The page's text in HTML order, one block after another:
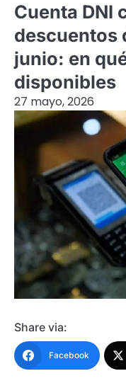
Cuenta DNI
descuentos
junio: en
disponibles
27 mayo, 2026
Share via:
Facebook